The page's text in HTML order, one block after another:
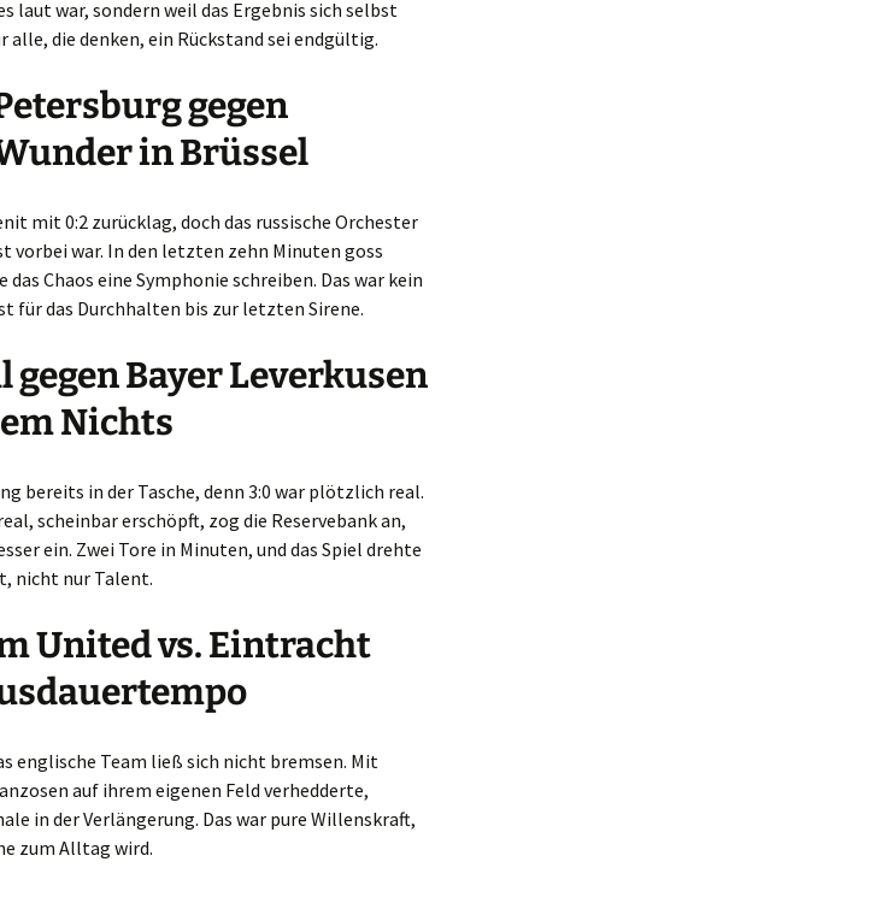
laut war, sondern weil das Ergebnis sich selbst
alle, die denken, ein Rückstand sei endgültig.
gegen
in Brüssel
mit 0:2 zurücklag, doch das russische Orchester
vorbei war. In den letzten zehn Minuten goss
Chaos eine Symphonie schreiben. Das war kein
für das Durchhalten bis zur letzten Sirene.
Bayer Leverkusen
Nichts
bereits in der Tasche, denn 3:0 war plötzlich real.
scheinbar erschöpft, zog die Reservebank an,
ein. Zwei Tore in Minuten, und das Spiel drehte
nicht nur Talent.
United vs. Eintracht
englische Team ließ sich nicht bremsen. Mit
auf ihrem eigenen Feld verhedderte,
in der Verlängerung. Das war pure Willenskraft,
zum Alltag wird.